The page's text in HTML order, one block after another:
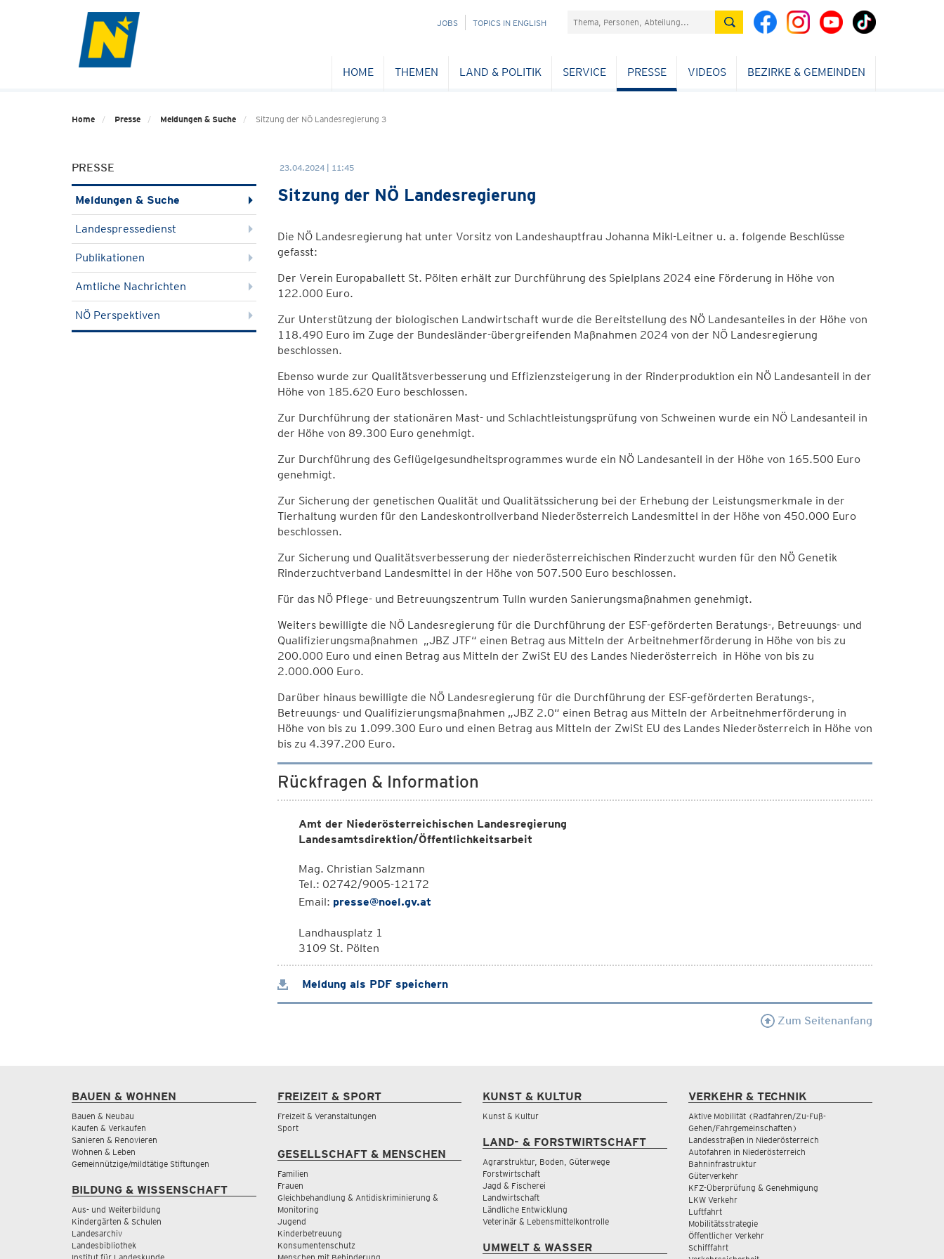
NAVIGATION
JOBS TOPICS IN ENGLISH Suchefeld
HOME THEMEN LAND & POLITIK SERVICE PRESSE VIDEOS BEZIRKE & GEMEINDEN
Home Presse Meldungen & Suche Sitzung der NÖ Landesregierung 3
PRESSE
Meldungen & Suche
Landespressedienst
Publikationen
Amtliche Nachrichten
NÖ Perspektiven
23.04.2024 | 11:45
Sitzung der NÖ Landesregierung
Die NÖ Landesregierung hat unter Vorsitz von Landeshauptfrau Johanna Mikl-Leitner u. a. folgende Beschlüsse
gefasst:
Der Verein Europaballett St. Pölten erhält zur Durchführung des Spielplans 2024 eine Förderung in Höhe von
122.000 Euro.
Zur Unterstützung der biologischen Landwirtschaft wurde die Bereitstellung des NÖ Landesanteiles in der Höhe von
118.490 Euro im Zuge der Bundesländer-übergreifenden Maßnahmen 2024 von der NÖ Landesregierung
beschlossen.
Ebenso wurde zur Qualitätsverbesserung und Effizienzsteigerung in der Rinderproduktion ein NÖ Landesanteil in der
Höhe von 185.620 Euro beschlossen.
Zur Durchführung der stationären Mast- und Schlachtleistungsprüfung von Schweinen wurde ein NÖ Landesanteil in
der Höhe von 89.300 Euro genehmigt.
Zur Durchführung des Geflügelgesundheitsprogrammes wurde ein NÖ Landesanteil in der Höhe von 165.500 Euro
genehmigt.
Zur Sicherung der genetischen Qualität und Qualitätssicherung bei der Erhebung der Leistungsmerkmale in der
Tierhaltung wurden für den Landeskontrollverband Niederösterreich Landesmittel in der Höhe von 450.000 Euro
beschlossen.
Zur Sicherung und Qualitätsverbesserung der niederösterreichischen Rinderzucht wurden für den NÖ Genetik
Rinderzuchtverband Landesmittel in der Höhe von 507.500 Euro beschlossen.
Für das NÖ Pflege- und Betreuungszentrum Tulln wurden Sanierungsmaßnahmen genehmigt.
Weiters bewilligte die NÖ Landesregierung für die Durchführung der ESF-geförderten Beratungs-, Betreuungs- und
Qualifizierungsmaßnahmen „JBZ JTF“ einen Betrag aus Mitteln der Arbeitnehmerförderung in Höhe von bis zu
200.000 Euro und einen Betrag aus Mitteln der ZwiSt EU des Landes Niederösterreich in Höhe von bis zu
2.000.000 Euro.
Darüber hinaus bewilligte die NÖ Landesregierung für die Durchführung der ESF-geförderten Beratungs-,
Betreuungs- und Qualifizierungsmaßnahmen „JBZ 2.0“ einen Betrag aus Mitteln der Arbeitnehmerförderung in
Höhe von bis zu 1.099.300 Euro und einen Betrag aus Mitteln der ZwiSt EU des Landes Niederösterreich in Höhe von
bis zu 4.397.200 Euro.
Rückfragen & Information
Amt der Niederösterreichischen Landesregierung
Landesamtsdirektion/Öffentlichkeitsarbeit
Mag. Christian Salzmann
Tel.: 02742/9005-12172
Email: presse@noel.gv.at
Landhausplatz 1
3109 St. Pölten
Meldung als PDF speichern
Zum Seitenanfang
BAUEN & WOHNEN
Bauen & Neubau
Kaufen & Verkaufen
Sanieren & Renovieren
Wohnen & Leben
Gemeinnützige/mildtätige Stiftungen
BILDUNG & WISSENSCHAFT
Aus- und Weiterbildung
Kindergärten & Schulen
Landesarchiv
Landesbibliothek
FREIZEIT & SPORT
Freizeit & Veranstaltungen
Sport
GESELLSCHAFT & MENSCHEN
Familien
Frauen
Gleichbehandlung & Antidiskriminierung &
Monitoring
Jugend
Kinderbetreuung
Konsumentenschutz
KUNST & KULTUR
Kunst & Kultur
LAND- & FORSTWIRTSCHAFT
Agrarstruktur, Boden, Güterwege
Forstwirtschaft
Jagd & Fischerei
Landwirtschaft
Ländliche Entwicklung
Veterinär & Lebensmittelkontrolle
UMWELT & WASSER
VERKEHR & TECHNIK
Aktive Mobilität (Radfahren/Zu-Fuß-
Gehen/Fahrgemeinschaften)
Landesstraßen in Niederösterreich
Autofahren in Niederösterreich
Bahninfrastruktur
Güterverkehr
KFZ-Überprüfung & Genehmigung
LKW Verkehr
Luftfahrt
Mobilitätsstrategie
Öffentlicher Verkehr
Schifffahrt